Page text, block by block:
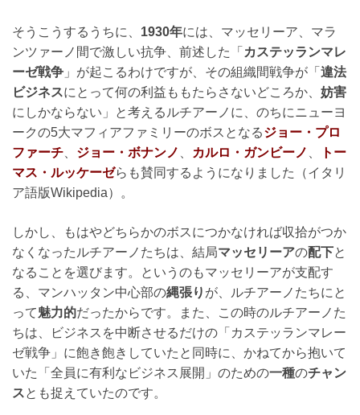
そうこうするうちに、 1930年には、マッセリーア、マラ
ンツァーノ間で激しい抗争、前述した「 カステッランマレ
ーゼ戦争 」が起こるわけですが、その組織間戦争が「 違法
ビジネスにとって何の利益ももたらさないどころか、 妨害
にしかならない」と考えるルチアーノに、のちにニューヨ
ークの5大マフィアファミリーのボスとなるジョー・プロ
ファーチ
ジョー・ボナンノ カルロ・ガンビーノ
トー
マス・ルッケーゼらも賛同するようになりました（イタリ
ア語版Wikipedia）。
しかし、もはやどちらかのボスにつかなければ収拾がつか
なくなったルチアーノたちは、結局マッセリーアの配下と
なることを選びます。というのもマッセリーアが支配す
る、マンハッタン中心部の縄張り が、ルチアーノたちにと
って魅力的だったからです。また、この時のルチアーノた
ちは、ビジネスを中断させるだけの「カステッランマレー
ゼ戦争」に飽き飽きしていたと同時に、かねてから抱いて
いた「全員に有利なビジネス展開」のための一種のチャン
スとも捉えていたのです。